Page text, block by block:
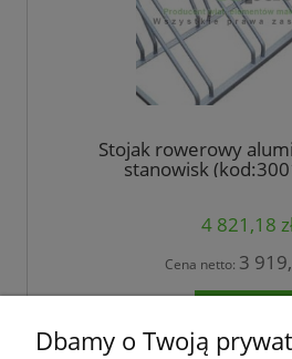
Stojak rowerowy
stanowisk
4 821,18
Cena netto: 3
Dbamy o Twoją